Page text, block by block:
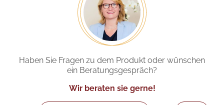
Haben Sie Fragen zu dem Produkt oder wünschen
ein Beratungsgespräch?
Wir beraten sie gerne!